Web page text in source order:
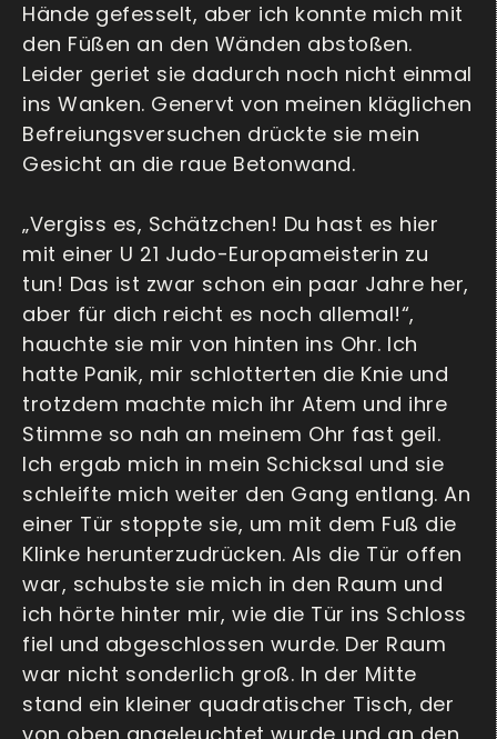
Hände gefesselt, aber ich konnte mich mit
den Füßen an den Wänden abstoßen.
Leider geriet sie dadurch noch nicht einmal
ins Wanken. Genervt von meinen kläglichen
Befreiungsversuchen drückte sie mein
Gesicht an die raue Betonwand.
„Vergiss es, Schätzchen! Du hast es hier
mit einer U 21 Judo-Europameisterin zu
tun! Das ist zwar schon ein paar Jahre her,
aber für dich reicht es noch allemal!“,
hauchte sie mir von hinten ins Ohr. Ich
hatte Panik, mir schlotterten die Knie und
trotzdem machte mich ihr Atem und ihre
Stimme so nah an meinem Ohr fast geil.
Ich ergab mich in mein Schicksal und sie
schleifte mich weiter den Gang entlang. An
einer Tür stoppte sie, um mit dem Fuß die
Klinke herunterzudrücken. Als die Tür offen
war, schubste sie mich in den Raum und
ich hörte hinter mir, wie die Tür ins Schloss
fiel und abgeschlossen wurde. Der Raum
war nicht sonderlich groß. In der Mitte
stand ein kleiner quadratischer Tisch, der